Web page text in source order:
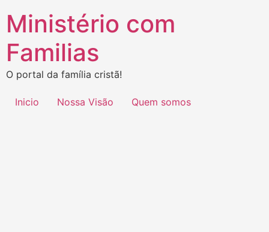
Ministério com
Familias
O portal da família cristã!
Inicio Nossa Visão Quem somos